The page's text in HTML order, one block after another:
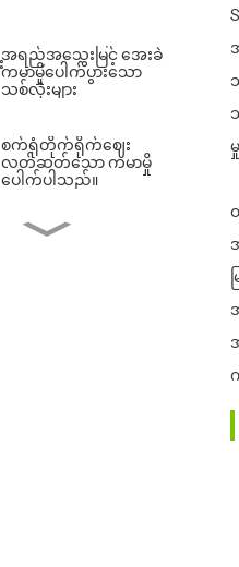
အရည်အသွေးမြင့် အေးခဲ
ကမာမှိုပေါက်ပွားသော
သစ်လုံးများ
စက်ရုံတိုက်ရိုက်ဈေး
လတ်ဆတ်သော ကမာမှို
ပေါက်ပါသည်။
Pleurotus Ostreatu Oyster